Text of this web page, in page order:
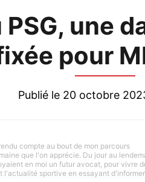
une
pour
Publié le 20 octobre
compte au bout de mon parcours
que l'on apprécie. Du jour au
en moi un futur avocat, pour vivre
l'actualité sportive en essayant